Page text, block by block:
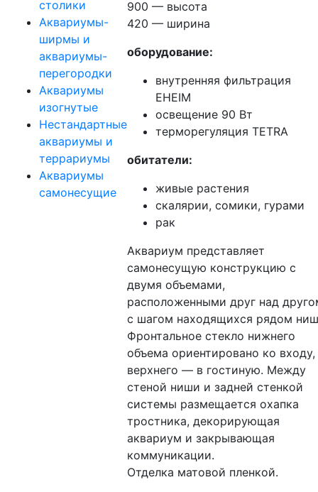
столики
Аквариумы-
ширмы и
аквариумы-
перегородки
Аквариумы
изогнутые
Нестандартные
аквариумы и
террариумы
Аквариумы
самонесущие
900 — высота
420 — ширина
оборудование:
внутренняя фильтрация
EHEIM
освещение 90 Вт
терморегуляция TETRA
обитатели:
живые растения
скалярии, сомики, гурами
рак
Аквариум представляет
самонесущую конструкцию с
двумя объемами,
расположенными друг над
с шагом находящихся рядом
Фронтальное стекло нижнего
объема ориентировано ко входу,
верхнего — в гостиную. Между
стеной ниши и задней стенкой
системы размещается охапка
тростника, декорирующая
аквариум и закрывающая
коммуникации.
Отделка матовой пленкой.